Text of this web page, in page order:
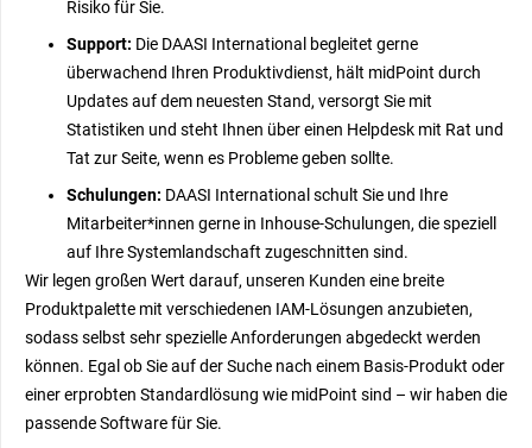
Risiko für Sie.
Support: Die DAASI International begleitet gerne
überwachend Ihren Produktivdienst, hält midPoint durch
Updates auf dem neuesten Stand, versorgt Sie mit
Statistiken und steht Ihnen über einen Helpdesk mit Rat und
Tat zur Seite, wenn es Probleme geben sollte.
Schulungen: DAASI International schult Sie und Ihre
Mitarbeiter*innen gerne in Inhouse-Schulungen, die speziell
auf Ihre Systemlandschaft zugeschnitten sind.
Wir legen großen Wert darauf, unseren Kunden eine breite
Produktpalette mit verschiedenen IAM-Lösungen anzubieten,
sodass selbst sehr spezielle Anforderungen abgedeckt werden
können. Egal ob Sie auf der Suche nach einem Basis-Produkt oder
einer erprobten Standardlösung wie midPoint sind – wir haben die
passende Software für Sie.